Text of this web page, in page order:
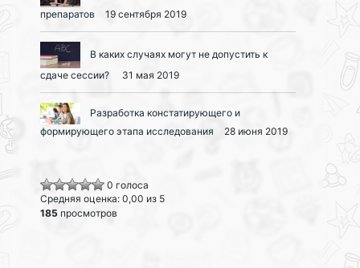
препаратов
19 сентября 2019
В каких случаях могут не допустить к
сдаче сессии?
31 мая 2019
Разработка констатирующего и
формирующего этапа исследования
28 июня 2019
0 голоса
Средняя оценка: 0,00 из 5
185 просмотров